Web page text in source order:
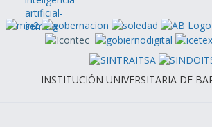
INSTITUCIÓN UNIVERSITARIA DE